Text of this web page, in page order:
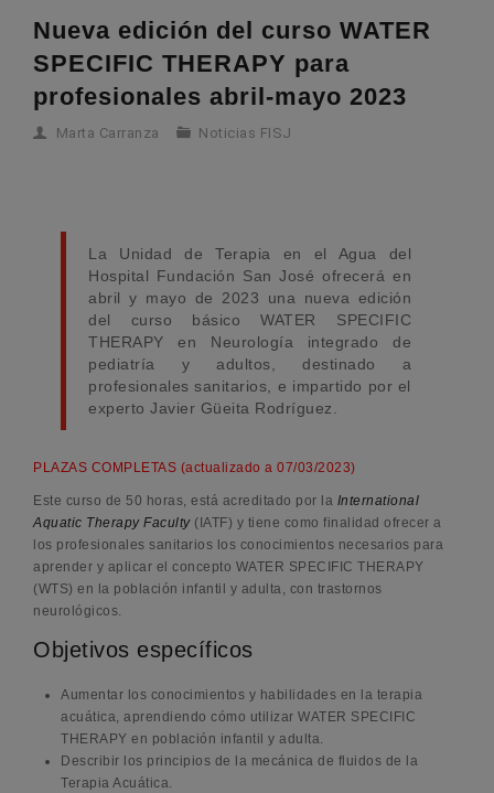
Nueva edición del curso WATER
SPECIFIC THERAPY para
profesionales abril-mayo 2023
Marta Carranza Noticias FISJ
La Unidad de Terapia en el Agua del
Hospital Fundación San José ofrecerá en
abril y mayo de 2023 una nueva edición
del curso básico WATER SPECIFIC
THERAPY en Neurología integrado de
pediatría y adultos, destinado a
profesionales sanitarios, e impartido por el
experto Javier Güeita Rodríguez.
PLAZAS COMPLETAS (actualizado a 07/03/2023)
Este curso de 50 horas, está acreditado por la International
Aquatic Therapy Faculty (IATF) y tiene como finalidad ofrecer a
los profesionales sanitarios los conocimientos necesarios para
aprender y aplicar el concepto WATER SPECIFIC THERAPY
(WTS) en la población infantil y adulta, con trastornos
neurológicos.
Objetivos específicos
Aumentar los conocimientos y habilidades en la terapia
acuática, aprendiendo cómo utilizar WATER SPECIFIC
THERAPY en población infantil y adulta.
Describir los principios de la mecánica de fluidos de la
Terapia Acuática.